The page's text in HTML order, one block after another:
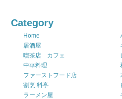
Category
Home
居酒屋
喫茶店 カフェ
中華料理
ファーストフード店
割烹 料亭
ラーメン屋